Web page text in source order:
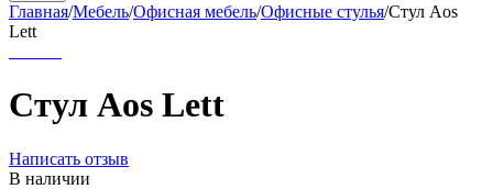
Главная/Мебель/Офисная мебель/Офисные стулья/Стул Aos
Lett
Стул Aos Lett
Написать отзыв
В наличии